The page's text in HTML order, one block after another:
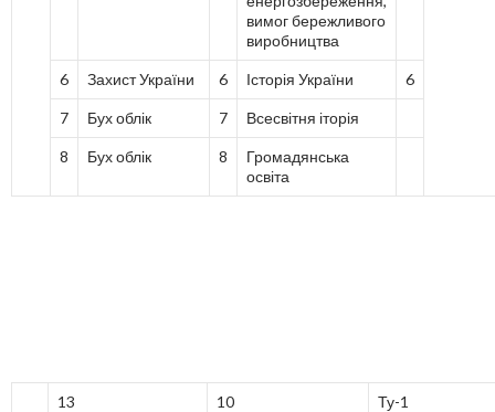
вимог бережливого
виробництва
6 Захист України 6 Історія України 6
7 Бух облік 7 Всесвітня іторія
8 Бух облік 8
Громадянська
освіта
13 10 Ту-1